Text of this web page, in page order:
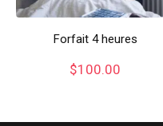
Forfait 4 heures
$100.00